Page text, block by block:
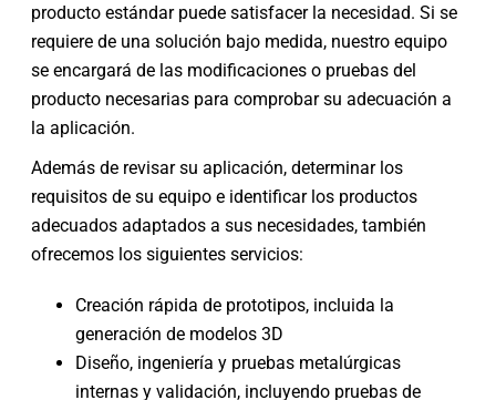
producto estándar puede satisfacer la necesidad. Si se
requiere de una solución bajo medida, nuestro equipo
se encargará de las modificaciones o pruebas del
producto necesarias para comprobar su adecuación a
la aplicación.
Además de revisar su aplicación, determinar los
requisitos de su equipo e identificar los productos
adecuados adaptados a sus necesidades, también
ofrecemos los siguientes servicios:
Creación rápida de prototipos, incluida la
generación de modelos 3D
Diseño, ingeniería y pruebas metalúrgicas
internas y validación, incluyendo pruebas de